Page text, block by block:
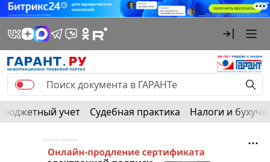
Бюджетный учет Судебная практика Налоги и